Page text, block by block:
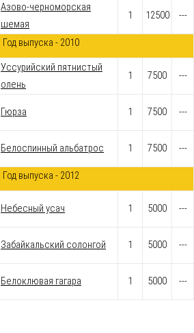
Азово-черноморская
шемая
1 12500 ---
Год выпуска - 2010
Уссурийский пятнистый
олень
1 7500 ---
Гюрза 1 7500 ---
Белоспинный альбатрос 1 7500 ---
Год выпуска - 2012
Небесный усач 1 5000 ---
Забайкальский солонгой 1 5000 ---
Белоклювая гагара 1 5000 ---